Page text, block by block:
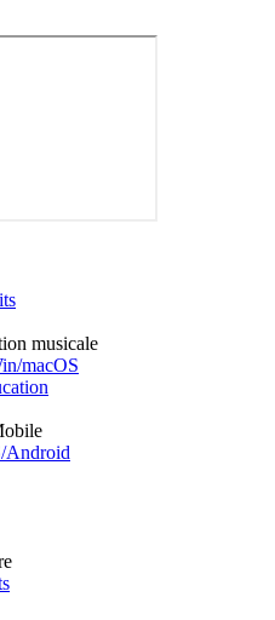
musicale
macOS
Android